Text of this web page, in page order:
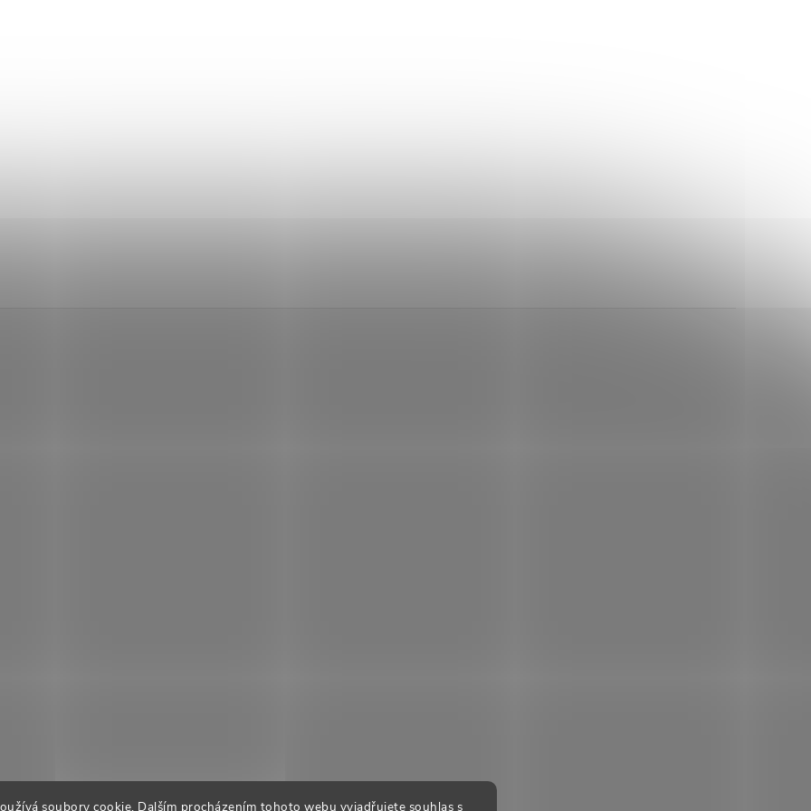
soubory cookie. Dalším procházením tohoto webu vyjadřujete souhlas s